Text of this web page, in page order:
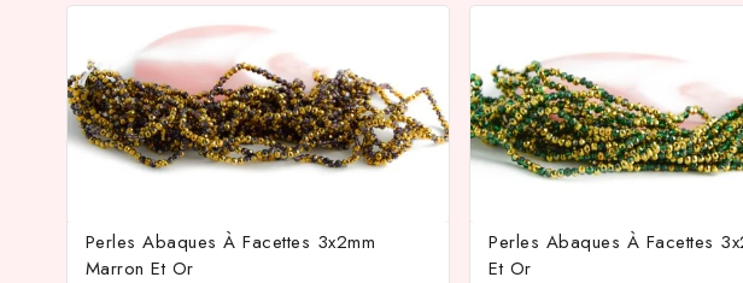
Perles Abaques À Facettes 3x2mm
Marron Et Or
Perles Abaques À Facettes
Et Or